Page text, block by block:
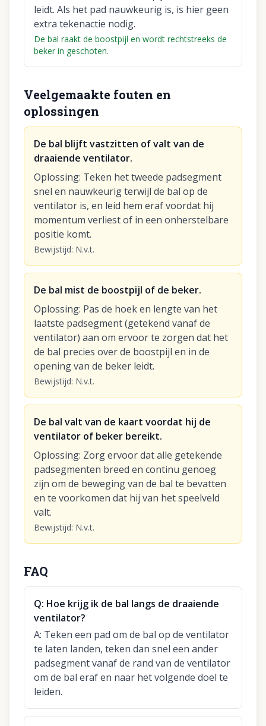
leidt. Als het pad nauwkeurig is, is hier geen
extra tekenactie nodig.
De bal raakt de boostpijl en wordt rechtstreeks de
beker in geschoten.
Veelgemaakte fouten en
oplossingen
De bal blijft vastzitten of valt van de
draaiende ventilator.
Oplossing: Teken het tweede padsegment
snel en nauwkeurig terwijl de bal op de
ventilator is, en leid hem eraf voordat hij
momentum verliest of in een onherstelbare
positie komt.
Bewijstijd: N.v.t.
De bal mist de boostpijl of de beker.
Oplossing: Pas de hoek en lengte van het
laatste padsegment (getekend vanaf de
ventilator) aan om ervoor te zorgen dat het
de bal precies over de boostpijl en in de
opening van de beker leidt.
Bewijstijd: N.v.t.
De bal valt van de kaart voordat hij de
ventilator of beker bereikt.
Oplossing: Zorg ervoor dat alle getekende
padsegmenten breed en continu genoeg
zijn om de beweging van de bal te bevatten
en te voorkomen dat hij van het speelveld
valt.
Bewijstijd: N.v.t.
FAQ
Q: Hoe krijg ik de bal langs de draaiende
ventilator?
A: Teken een pad om de bal op de ventilator
te laten landen, teken dan snel een ander
padsegment vanaf de rand van de ventilator
om de bal eraf en naar het volgende doel te
leiden.